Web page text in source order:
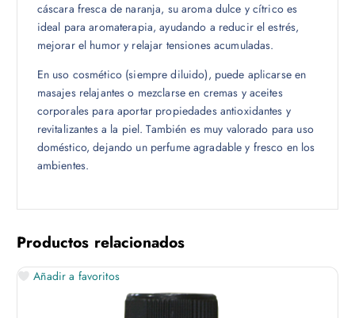
cáscara fresca de naranja, su aroma dulce y cítrico es
ideal para aromaterapia, ayudando a reducir el estrés,
mejorar el humor y relajar tensiones acumuladas.
En uso cosmético (siempre diluido), puede aplicarse en
masajes relajantes o mezclarse en cremas y aceites
corporales para aportar propiedades antioxidantes y
revitalizantes a la piel. También es muy valorado para uso
doméstico, dejando un perfume agradable y fresco en los
ambientes.
Productos relacionados
Añadir a favoritos